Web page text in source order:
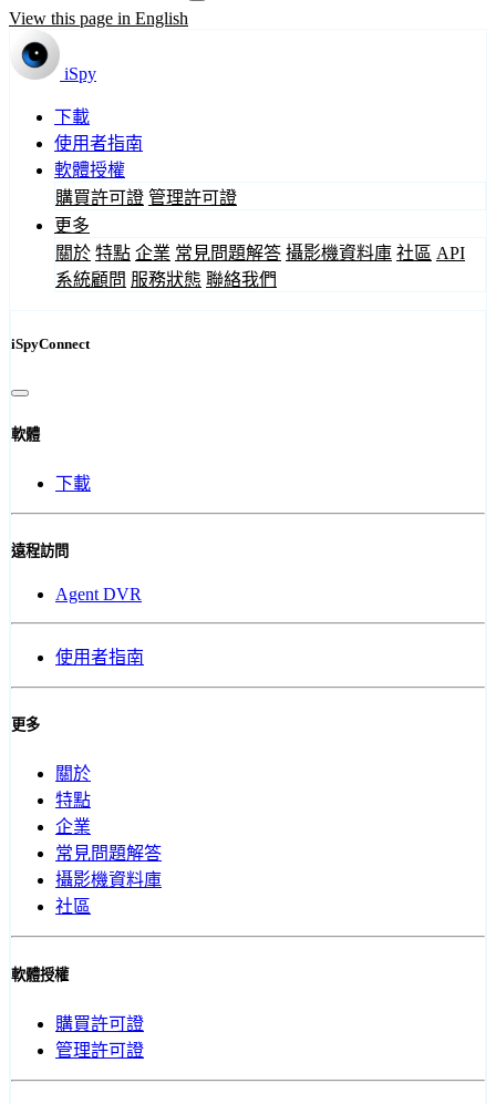
View this page in English
iSpy
下載
使用者指南
軟體授權
購買許可證 管理許可證
更多
關於 特點 企業 常見問題解答 攝影機資料庫 社區 API
系統顧問 服務狀態 聯絡我們
iSpyConnect
軟體
下載
遠程訪問
Agent DVR
使用者指南
更多
關於
特點
企業
常見問題解答
攝影機資料庫
社區
軟體授權
購買許可證
管理許可證